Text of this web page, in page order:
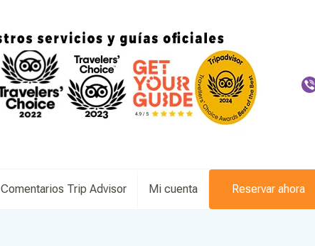
Comentarios Trip Advisor Mi cuenta Reservar ahora